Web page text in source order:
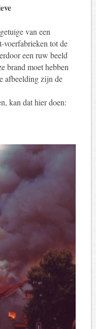
van een
voerfabrieken tot de
een ruw beeld
brand moet hebben
afbeelding zijn de
kan dat hier doen: